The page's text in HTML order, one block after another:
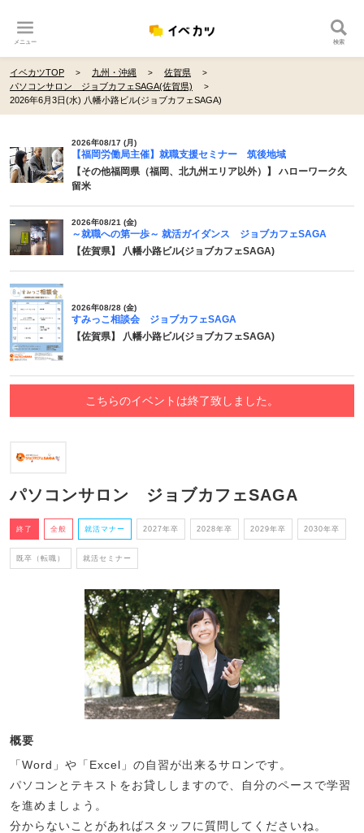
メニュー 検索
イベカツTOP 九州・沖縄
佐賀県
パソコンサロン ジョブカフェSAGA(佐賀県)
2026年6月3日(水) 八幡小路ビル(ジョブカフェSAGA)
2026年08/17 (月)
【福岡労働局主催】就職支援セミナー 筑後地域
【その他福岡県（福岡、北九州エリア以外）】 ハローワーク久
留米
2026年08/21 (金)
～就職への第一歩～ 就活ガイダンス ジョブカフェSAGA
【佐賀県】 八幡小路ビル(ジョブカフェSAGA)
2026年08/28 (金)
すみっこ相談会 ジョブカフェSAGA
【佐賀県】 八幡小路ビル(ジョブカフェSAGA)
こちらのイベントは終了致しました。
パソコンサロン ジョブカフェSAGA
終了 全般 就活マナー 2027年卒 2028年卒 2029年卒 2030年卒
既卒（転職） 就活セミナー
概要
「Word」や「Excel」の自習が出来るサロンです。
パソコンとテキストをお貸ししますので、自分のペースで学習
を進めましょう。
分からないことがあればスタッフに質問してくださいね。